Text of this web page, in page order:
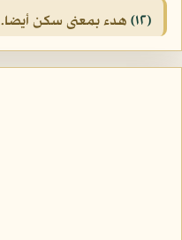
(١٢) هدء بمعنى سكن أيضا.